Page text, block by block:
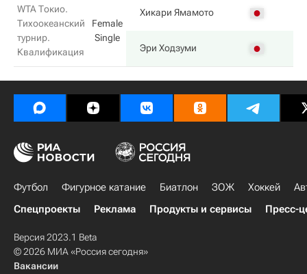
WTA Токио.
Тихоокеанский
турнир.
Квалификация
Female
Single
Хикари Ямамото
Эри Ходзуми
Футбол Фигурное катание Биатлон ЗОЖ Хоккей
Спецпроекты
Реклама Продукты и сервисы Пресс-
Версия 2023.1 Beta
© 2026 МИА «Россия сегодня»
Вакансии